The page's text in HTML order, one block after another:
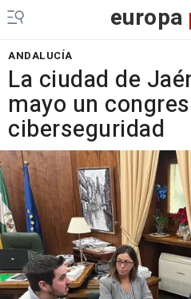
europa
ANDALUCÍA
La ciudad de
mayo un
ciberseguridad